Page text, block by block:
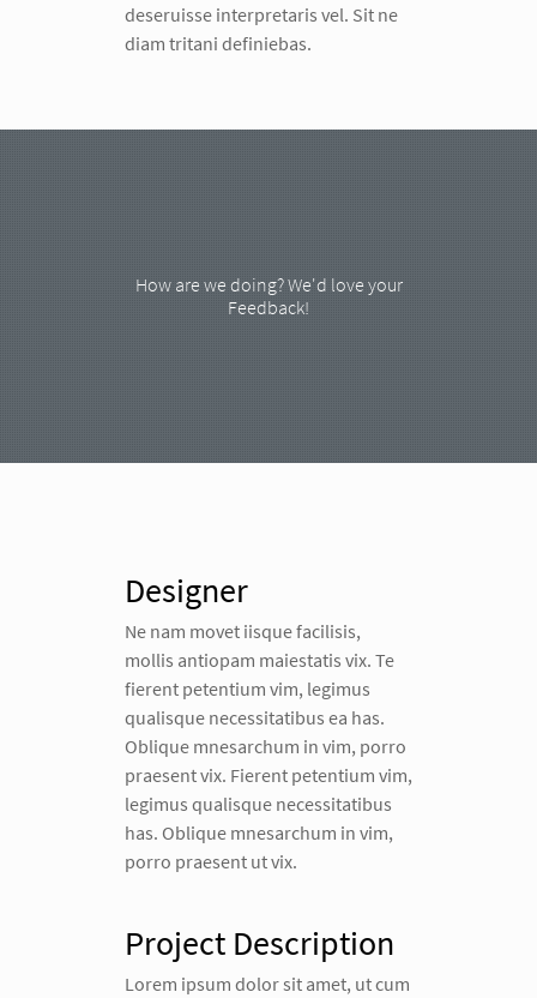
deseruisse interpretaris vel. Sit ne
diam tritani definiebas.
How are we doing? We'd love your
Feedback!
Designer
Ne nam movet iisque facilisis,
mollis antiopam maiestatis vix. Te
fierent petentium vim, legimus
qualisque necessitatibus ea has.
Oblique mnesarchum in vim, porro
praesent vix. Fierent petentium vim,
legimus qualisque necessitatibus
has. Oblique mnesarchum in vim,
porro praesent ut vix.
Project Description
Lorem ipsum dolor sit amet, ut cum